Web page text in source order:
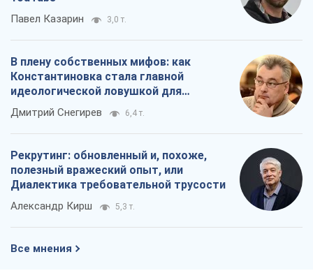
Павел Казарин 3,0 т.
В плену собственных мифов: как
Константиновка стала главной
идеологической ловушкой для
российских оккупантов
Дмитрий Снегирев 6,4 т.
Рекрутинг: обновленный и, похоже,
полезный вражеский опыт, или
Диалектика требовательной трусости
Александр Кирш 5,3 т.
Все мнения